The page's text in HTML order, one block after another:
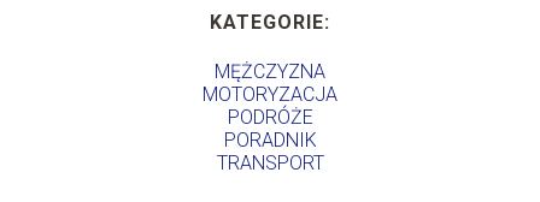
KATEGORIE:
MĘŻCZYZNA
MOTORYZACJA
PODRÓŻE
PORADNIK
TRANSPORT